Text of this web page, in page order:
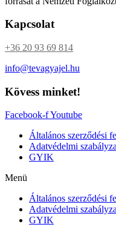
Kapcsolat
+36 20 93 69 814
info@tevagyajel.hu
Kövess minket!
Facebook-fYoutube
Általános szerződési
Adatvédelmi
GYIK
Menü
Általános szerződési
Adatvédelmi
GYIK